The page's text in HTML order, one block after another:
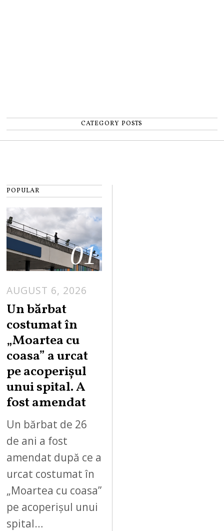
CATEGORY POSTS
POPULAR
01
AUGUST 6, 2026
Un bărbat
costumat în
„Moartea cu
coasa” a urcat
pe acoperișul
unui spital. A
fost amendat
Un bărbat de 26
de ani a fost
amendat după ce a
urcat costumat în
„Moartea cu coasa”
pe acoperișul unui
spital…